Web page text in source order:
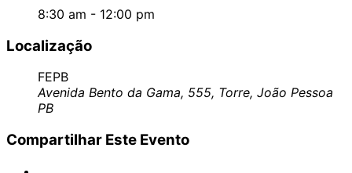
8:30 am - 12:00 pm
Localização
FEPB
Avenida Bento da Gama, 555, Torre, João Pessoa
PB
Compartilhar Este Evento